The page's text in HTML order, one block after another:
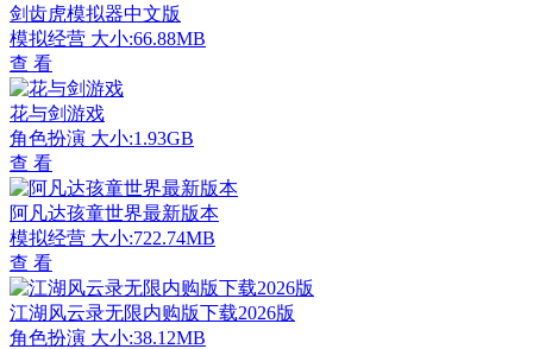
剑齿虎模拟器中文版
模拟经营 大小:66.88MB
查 看
花与剑游戏
角色扮演 大小:1.93GB
查 看
阿凡达孩童世界最新版本
模拟经营 大小:722.74MB
查 看
江湖风云录无限内购版下载2026版
角色扮演 大小:38.12MB